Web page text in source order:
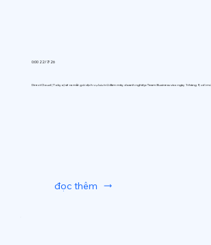
0:00 22/7/26
DirectCloud (Tokyo) sẽ ra mắt gói dịch vụ lưu trữ đám mây doanh nghiệp Team Business vào ngày 1 tháng 9, với
đọc thêm